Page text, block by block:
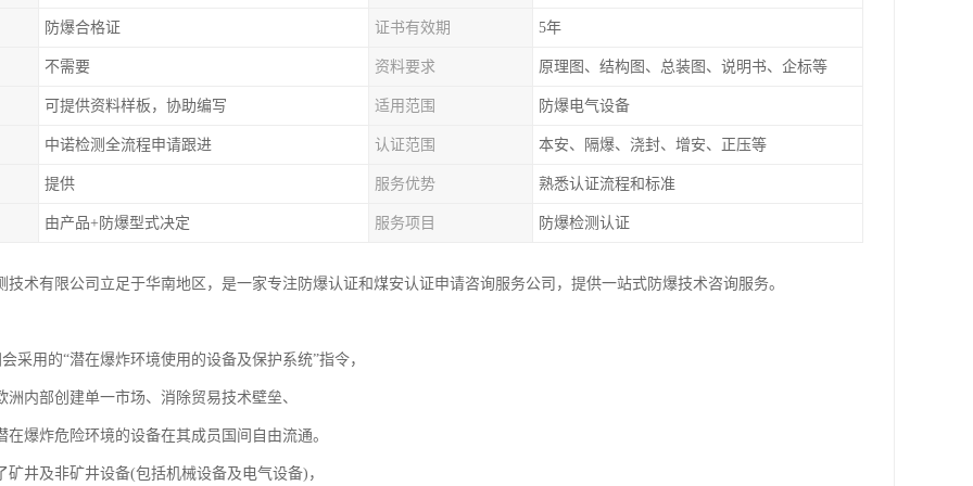
防爆合格证 证书有效期 5年
不需要 资料要求 原理图、结构图、总装图、说明书、企标等
可提供资料样板，协助编写 适用范围 防爆电气设备
中诺检测全流程申请跟进 认证范围 本安、隔爆、浇封、增安、正压等
提供 服务优势 熟悉认证流程和标准
由产品+防爆型式决定 服务项目 防爆检测认证
技术有限公司立足于华南地区，是一家专注防爆认证和煤安认证申请咨询服务公司，提供一站式防爆技术咨询服务。
采用的“潜在爆炸环境使用的设备及保护系统”指令，
洲内部创建单一市场、消除贸易技术壁垒、
在爆炸危险环境的设备在其成员国间自由流通。
矿井及非矿井设备(包括机械设备及电气设备)，